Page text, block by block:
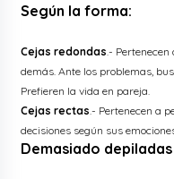
Según la forma:
Cejas redondas .-
demás. Ante los problemas,
Prefieren la vida en pareja.
Cejas rectas .- Pertenecen a
decisiones según sus
Demasiado depiladas